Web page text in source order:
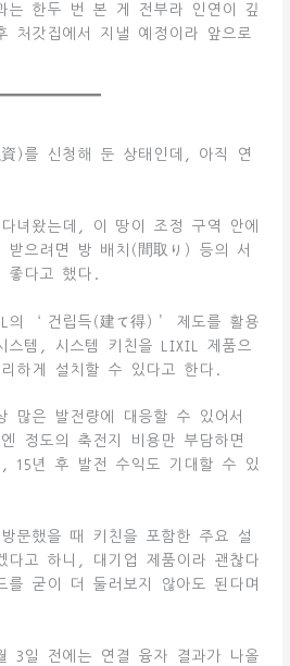
는 한두 번 본 게 전부라 인연이 깊
처갓집에서 지낼 예정이라 앞으로
)를 신청해 둔 상태인데, 아직 연
녀왔는데, 이 땅이 조정 구역 안에
받으려면 방 배치(間取り) 등의 서
다고 했다.
의 ‘건립득(建て得)’ 제도를 활용
템, 시스템 키친을 LIXIL 제품으
하게 설치할 수 있다고 한다.
많은 발전량에 대응할 수 있어서
정도의 축전지 비용만 부담하면
, 15년 후 발전 수익도 기대할 수 있
문했을 때 키친을 포함한 주요 설
다고 하니, 대기업 제품이라 괜찮다
를 굳이 더 둘러보지 않아도 된다며
3일 전에는 연결 융자 결과가 나올